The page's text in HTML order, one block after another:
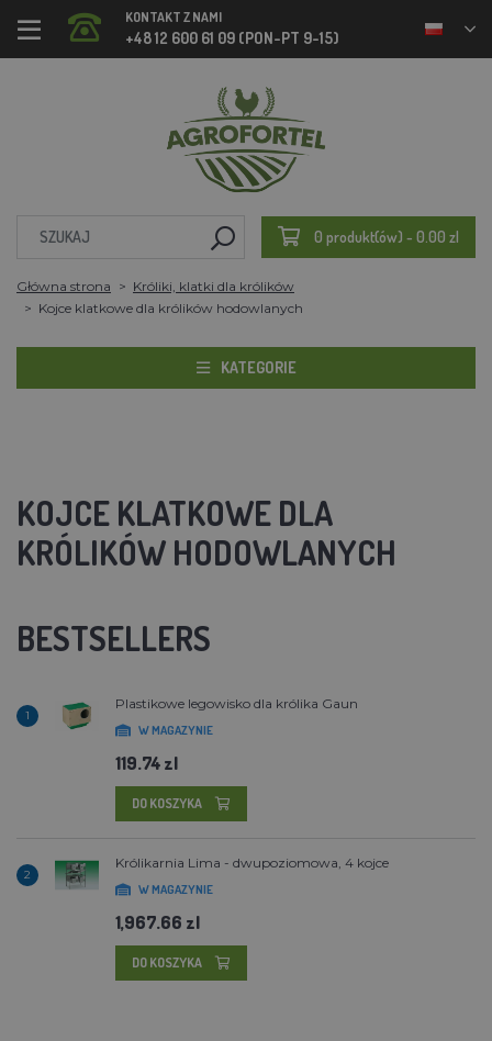
KONTAKT Z NAMI
+48 12 600 61 09 (PON-PT 9-15)
0 produkt(ów) - 0.00 zl
Główna strona
Króliki, klatki dla królików
Kojce klatkowe dla królików hodowlanych
KATEGORIE
KOJCE KLATKOWE DLA
KRÓLIKÓW HODOWLANYCH
BESTSELLERS
1
Plastikowe legowisko dla królika Gaun
W MAGAZYNIE
119.74 zl
DO KOSZYKA
2
Królikarnia Lima - dwupoziomowa, 4 kojce
W MAGAZYNIE
1,967.66 zl
DO KOSZYKA